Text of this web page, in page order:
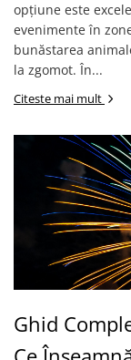
opțiune este
evenimente în
bunăstarea
la zgomot. În...
Citeste mai mult
Ghid